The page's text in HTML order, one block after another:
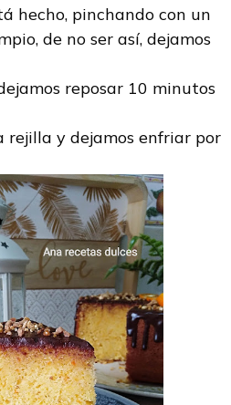
hecho, pinchando con un
de no ser así, dejamos
reposar 10 minutos
rejilla y dejamos enfriar por